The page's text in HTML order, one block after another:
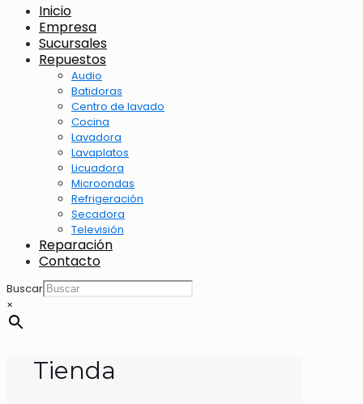
Inicio
Empresa
Sucursales
Repuestos
Audio
Batidoras
Centro de lavado
Cocina
Lavadora
Lavaplatos
Licuadora
Microondas
Refrigeración
Secadora
Televisión
Reparación
Contacto
Buscar
×
Tienda